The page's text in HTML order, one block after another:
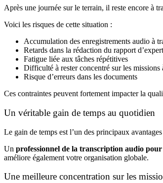
Après une journée sur le terrain, il reste encore à
Voici les risques de cette situation :
Accumulation des enregistrements audio à
Retards dans la rédaction du rapport
Fatigue liée aux tâches répétitives
Difficulté à rester concentré sur les missions
Risque d’erreurs dans les documents
Ces contraintes peuvent fortement impacter la
Un véritable gain de temps au quotidien
Le gain de temps est l’un des principaux avantages
Un professionnel de la transcription audio
améliore également votre organisation globale.
Une meilleure concentration sur les